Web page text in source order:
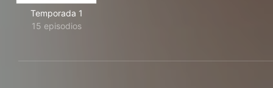
Temporada 1
15 episodios